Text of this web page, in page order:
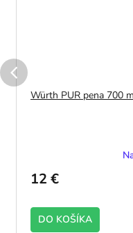
Würth PUR pena 700
12 €
DO KOŠÍKA